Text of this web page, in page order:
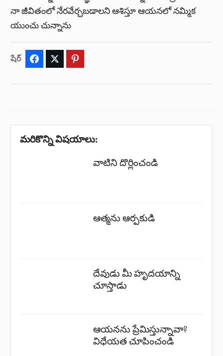
నా జీవితంలో నేరవేర్చబడాలని ఆశిస్తూ ఆయనలో నమ్మిక
యుంచు చున్నాను
షేర్ Facebook Twitter
మరికొన్ని విషయాలు:
వాటిని దొర్లించండి
ఆత్మను ఆర్పకుడి
దేవుడు మీ హృదయాన్ని
చూస్తాడు
ఆయనను ప్రేమిస్తున్నావా?
విధేయత చూపించండి